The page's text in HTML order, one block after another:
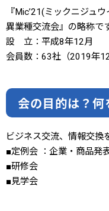
『Mic’21(ミックニジュ
異業種交流会』の略称です
設 立：平成8年12月
会員数：63社（2019年12
会の目的は？何
ビジネス交流、情報交換
■定例会 ：企業・商品発
■研修会
■見学会